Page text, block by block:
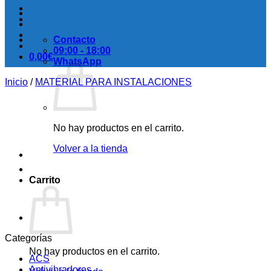
0,00€
No hay productos en el carrito.
Volver a la tienda
Carrito
No hay productos en el carrito.
Contacto
09:00 - 18:00
WhatsApp
Inicio / MATERIAL PARA INSTALACIONES
Categorías
ACS